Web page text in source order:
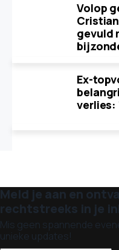
Volop
gevuld
Ex-
verlies:
Meld je aan en
rechtstreeks in je
Mis geen spannende
unieke updates!